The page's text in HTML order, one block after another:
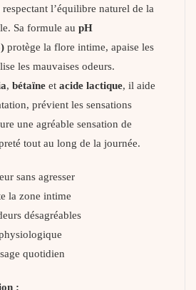
l’équilibre naturel de la
Sa formule au pH
protège la flore intime, apaise les
les mauvaises odeurs.
, bétaïne et acide lactique, il aide
prévient les sensations
une agréable sensation de
tout au long de la journée.
sans agresser
la zone intime
désagréables
quotidien
: